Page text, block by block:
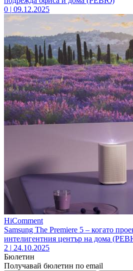
0 | 09.12.2025
HiComment
Samsung The Premiere 5 – когато
интелигентния център на дома
2 | 24.10.2025
Бюлетин
Получавай бюлетин по email